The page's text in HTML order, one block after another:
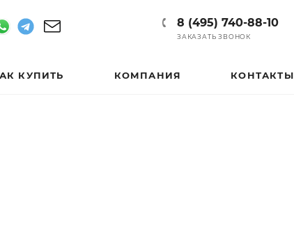
8 (495) 740-88-10
ЗАКАЗАТЬ ЗВОНОК
КУПИТЬ КОМПАНИЯ КОНТАКТЫ